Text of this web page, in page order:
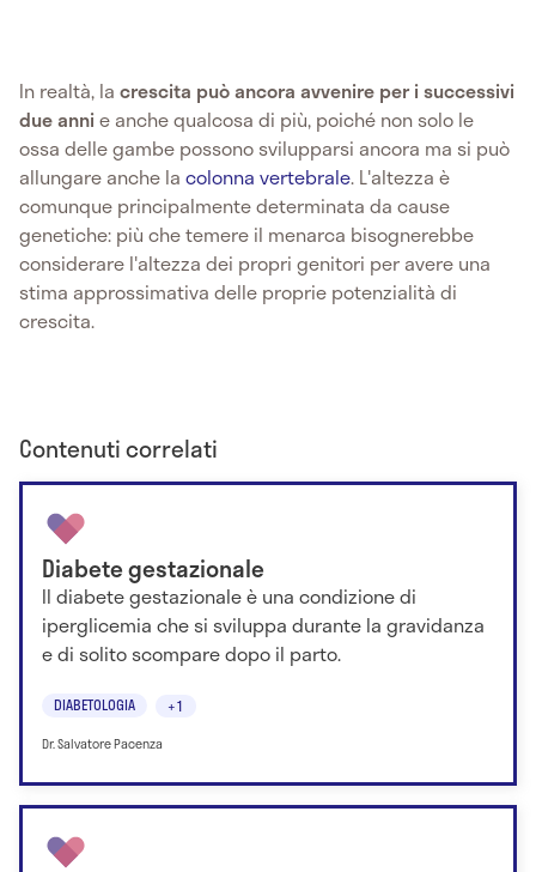
In realtà, la crescita può ancora avvenire per i successivi
due annie anche qualcosa di più, poiché non solo le
ossa delle gambe possono svilupparsi ancora ma si può
allungare anche la colonna vertebrale. L'altezza è
comunque principalmente determinata da cause
genetiche: più che temere il menarca bisognerebbe
considerare l'altezza dei propri genitori per avere una
stima approssimativa delle proprie potenzialità di
crescita.
Contenuti correlati
Diabete gestazionale
Il diabete gestazionale è una condizione di
iperglicemia che si sviluppa durante la gravidanza
e di solito scompare dopo il parto.
DIABETOLOGIA +1
Dr. Salvatore Pacenza